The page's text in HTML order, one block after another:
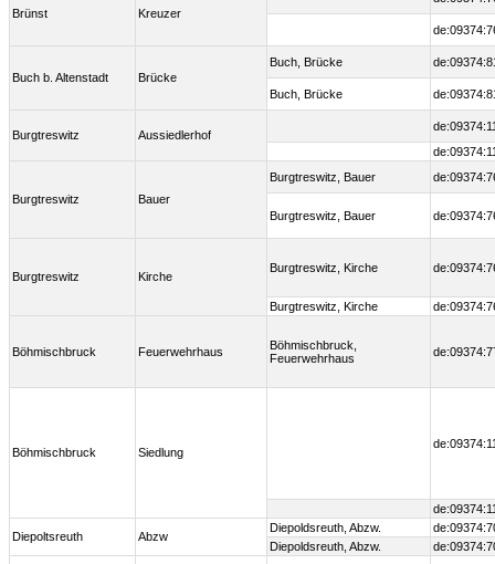
Brünst Kreuzer
Buch b. Altenstadt Brücke
Buch, Brücke
Buch, Brücke
Burgtreswitz Aussiedlerhof
Burgtreswitz Bauer
Burgtreswitz, Bauer
Burgtreswitz, Bauer
Burgtreswitz Kirche
Burgtreswitz, Kirche
Burgtreswitz, Kirche
Böhmischbruck Feuerwehrhaus
Böhmischbruck,
Feuerwehrhaus
Böhmischbruck Siedlung
Diepoltsreuth Abzw
Diepoldsreuth, Abzw.
Diepoldsreuth, Abzw.